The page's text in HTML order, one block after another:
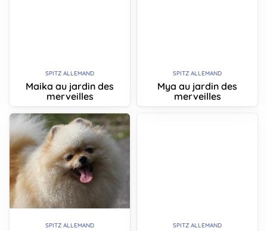
SPITZ ALLEMAND
Maika au jardin des
merveilles
SPITZ ALLEMAND
Mya au jardin des
merveilles
SPITZ ALLEMAND SPITZ ALLEMAND